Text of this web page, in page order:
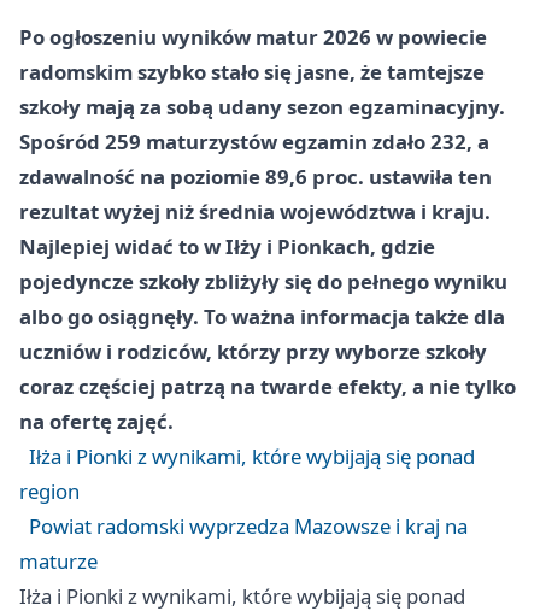
Po ogłoszeniu wyników matur 2026 w powiecie
radomskim szybko stało się jasne, że tamtejsze
szkoły mają za sobą udany sezon egzaminacyjny.
Spośród 259 maturzystów egzamin zdało 232, a
zdawalność na poziomie 89,6 proc. ustawiła ten
rezultat wyżej niż średnia województwa i kraju.
Najlepiej widać to w Iłży i Pionkach, gdzie
pojedyncze szkoły zbliżyły się do pełnego wyniku
albo go osiągnęły. To ważna informacja także dla
uczniów i rodziców, którzy przy wyborze szkoły
coraz częściej patrzą na twarde efekty, a nie tylko
na ofertę zajęć.
Iłża i Pionki z wynikami, które wybijają się ponad
region
Powiat radomski wyprzedza Mazowsze i kraj na
maturze
Iłża i Pionki z wynikami, które wybijają się ponad